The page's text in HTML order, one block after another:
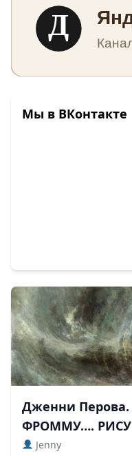
Дженни Перова.
ФРОММУ….
Jenny
Д
Мы в ВКонтакте